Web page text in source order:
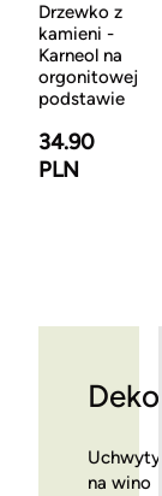
Drzewko z
kamieni -
Karneol na
orgonitowej
podstawie
34.90
PLN
Uchwyty
na wino